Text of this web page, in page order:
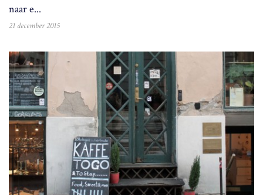
naar e...
21 december 2015